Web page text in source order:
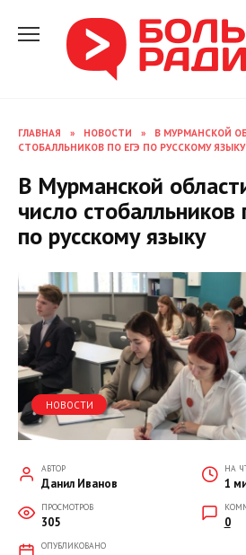
содержанию
ГЛАВНАЯ » НОВОСТИ »
В МУРМАНСКОЙ
СТОБАЛЛЬНИКОВ ПО ЕГЭ ПО РУССКОМУ ЯЗЫКУ
В Мурманской
число стобалльников
по русскому языку
НОВОСТИ
АВТОР
Данил Иванов
НА
1
ПРОСМОТРОВ
305 0
ОПУБЛИКОВАНО